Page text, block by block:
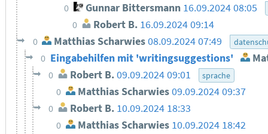
0 Gunnar Bittersmann 16.09.2024 08:05
0 Robert B. 16.09.2024 09:14
0 Matthias Scharwies08.09.2024 07:49
0 Eingabehilfen mit 'writingsuggestions'
0 Robert B.09.09.2024 09:01 sprache
0 Matthias Scharwies09.09.2024 09:37
0 Robert B. 10.09.2024 18:33
0 Matthias Scharwies 10.09.2024 18:42